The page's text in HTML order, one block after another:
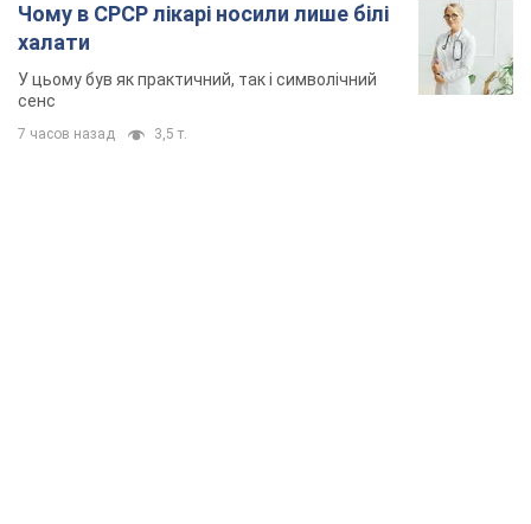
Чому в СРСР лікарі носили лише білі
халати
У цьому був як практичний, так і символічний
сенс
7 часов назад 3,5 т.